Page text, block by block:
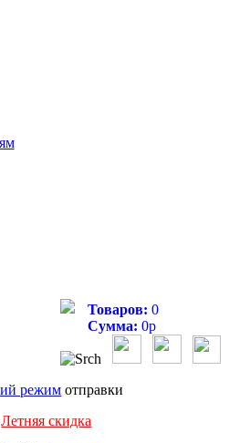
Товаров: 0
Сумма: 0р
режим отправки
Летняя скидка